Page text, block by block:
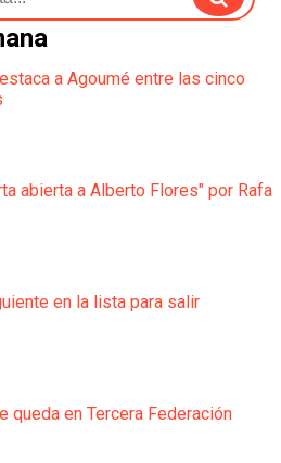
a Agoumé entre las cinco
abierta a Alberto Flores" por Rafa
en la lista para salir
queda en Tercera Federación